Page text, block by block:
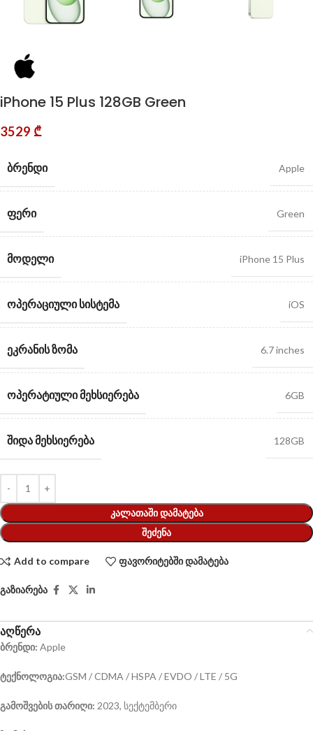
iPhone 15 Plus 128GB Green
3529 ₾
ᲑᲠᲔᲜᲓᲘ Apple
ᲤᲔᲠᲘ Green
ᲛᲝᲓᲔᲚᲘ iPhone 15 Plus
ᲝᲞᲔᲠᲐᲪᲘᲣᲚᲘ ᲡᲘᲡᲢᲔᲛᲐ iOS
ᲔᲙᲠᲐᲜᲘᲡ ᲖᲝᲛᲐ 6.7 inches
ᲝᲞᲔᲠᲐᲢᲘᲣᲚᲘ ᲛᲔᲮᲡᲘᲔᲠᲔᲑᲐ 6GB
ᲨᲘᲓᲐ ᲛᲔᲮᲡᲘᲔᲠᲔᲑᲐ 128GB
ᲙᲐᲚᲐᲗᲐᲨᲘ ᲓᲐᲛᲐᲢᲔᲑᲐ
ᲨᲔᲫᲔᲜᲐ
Add to compare ფავორიტებში დამატება
გაზიარება
აღწერა
ბრენდი: Apple
ტექნოლოგია:GSM / CDMA / HSPA / EVDO / LTE / 5G
გამოშვების თარიღი: 2023, სექტემბერი